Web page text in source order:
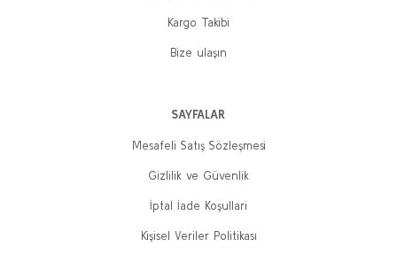
Kargo Takibi
Bize ulaşın
SAYFALAR
Mesafeli Satış Sözleşmesi
Gizlilik ve Güvenlik
İptal İade Koşullari
Kişisel Veriler Politikası